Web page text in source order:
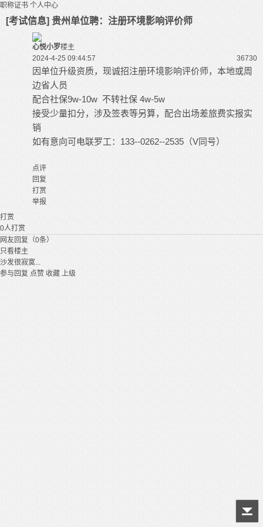
职称证书 个人中心
[考试信息] 贵州单位聘：注册环境影响评价师
心悦小罗楼主
2024-4-25 09:44:57
36730
因单位升级资质，现诚招注册环境影响评价师，本地或周
边省人员
配合社保9w-10w 不转社保 4w-5w
接受少量扣分， 涉及签表等另算，配合出场差旅费实报实
销
如有意向可电联罗工： 133--0262--2535 （V同号）
点评
回复
打赏
举报
打赏
0人打赏
网友回复（0条）
只看楼主
沙发很寂寞...
参与回复 点赞 收藏 上级